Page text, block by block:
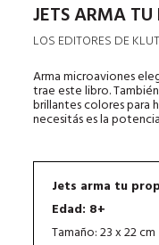
JETS ARMA
LOS EDITORES DE
Arma microaviones
trae este libro.
brillantes colores para
necesitás es la
Jets arma tu
Edad: 8+
Tamaño: 23 x 22 cm